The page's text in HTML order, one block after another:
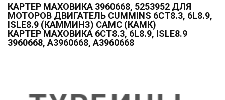
КАРТЕР МАХОВИКА 3960668, 5253952 ДЛЯ
МОТОРОВ ДВИГАТЕЛЬ CUMMINS 6CT8.3, 6L8.9,
ISLE8.9 (КАММИНЗ) CAMC (КАМК)
КАРТЕР МАХОВИКА 6CT8.3, 6L8.9, ISLE8.9
3960668, A3960668, А3960668